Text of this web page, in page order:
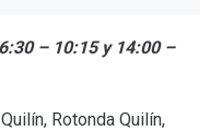
– 10:15 y 14:00 –
Rotonda Quilín,